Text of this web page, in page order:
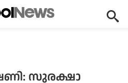
സുരക്ഷാ